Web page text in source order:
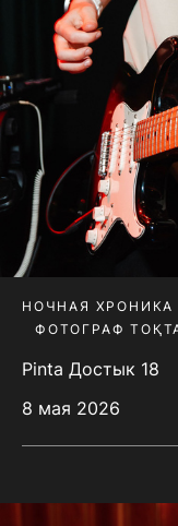
НОЧНАЯ ХРОНИКА
ФОТОГРАФ
Pinta Достык 18
8 мая 2026